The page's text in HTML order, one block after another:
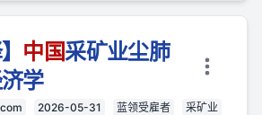
中国采矿业尘肺
学
2026-05-31 蓝领受雇者
采矿业